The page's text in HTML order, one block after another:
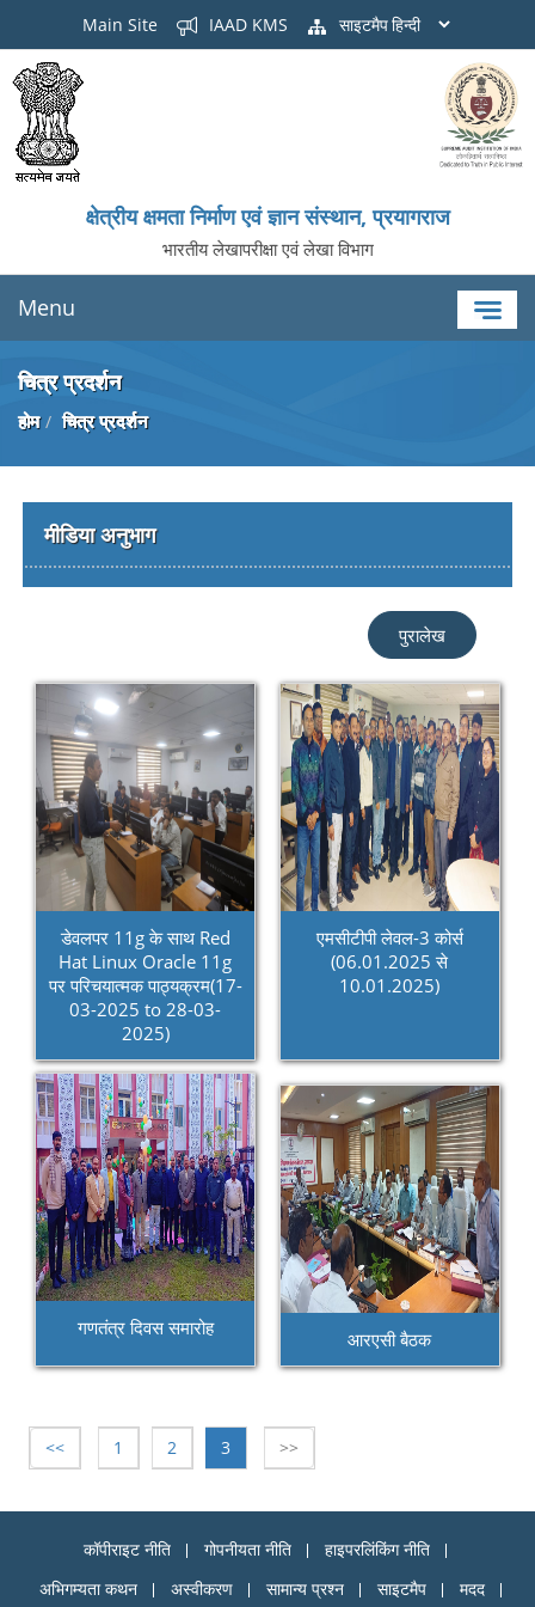
Main Site IAAD KMS साइटमैप
क्षेत्रीय क्षमता निर्माण एवं ज्ञान संस्थान, प्रयागराज
भारतीय लेखापरीक्षा एवं लेखा विभाग
Menu
चित्र प्रदर्शन
होम चित्र प्रदर्शन
मीडिया अनुभाग
पुरालेख
डेवलपर 11g के साथ Red
Hat Linux Oracle 11g
पर परिचयात्मक पाठ्यक्रम(17-
03-2025 to 28-03-
2025)
एमसीटीपी लेवल-3 कोर्स
(06.01.2025 से
10.01.2025)
गणतंत्र दिवस समारोह आरएसी बैठक
<< 1 2 3 >>
कॉपीराइट नीति गोपनीयता नीति
हाइपरलिंकिंग नीति
अभिगम्यता कथन
अस्वीकरण सामान्य प्रश्न साइटमैप मदद